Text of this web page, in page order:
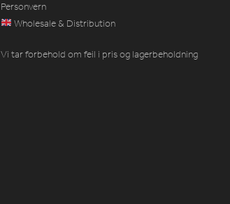
Personvern
Wholesale & Distribution
Vi tar forbehold om feil i pris og lagerbeholdning